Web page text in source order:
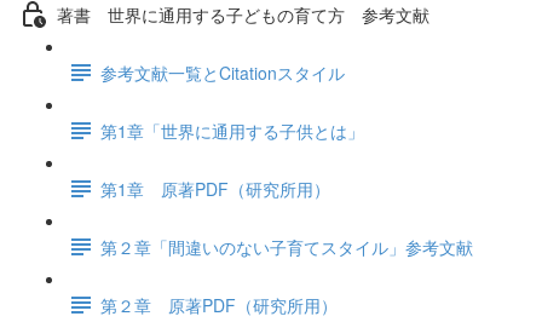
著書 世界に通用する子どもの育て方 参考文献
参考文献一覧とCitationスタイル
第1章「世界に通用する子供とは」
第1章 原著PDF（研究所用）
第２章「間違いのない子育てスタイル」参考文献
第２章 原著PDF（研究所用）